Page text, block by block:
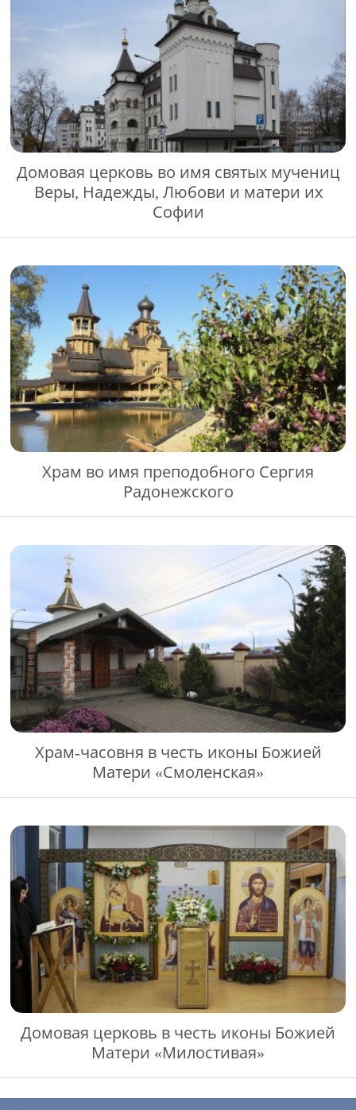
Домовая церковь во имя святых мучениц
Веры, Надежды, Любови и матери их
Софии
Храм во имя преподобного Сергия
Радонежского
Храм-часовня в честь иконы Божией
Матери «Смоленская»
Домовая церковь в честь иконы Божией
Матери «Милостивая»